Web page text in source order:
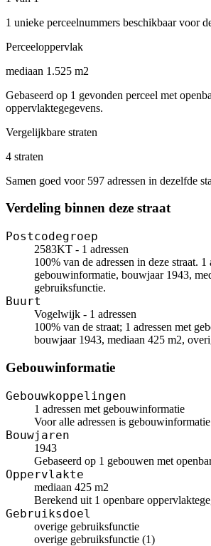
1 unieke perceelnummers beschikbaar voor
Perceeloppervlak
mediaan 1.525 m2
Gebaseerd op 1 gevonden perceel met
oppervlaktegegevens.
Vergelijkbare straten
4 straten
Samen goed voor 597 adressen in dezelfde
Verdeling binnen deze straat
Postcodegroep
2583KT - 1 adressen
100% van de adressen in deze straat. 1
gebouwinformatie, bouwjaar 1943,
gebruiksfunctie.
Buurt
Vogelwijk - 1 adressen
100% van de straat; 1 adressen met
bouwjaar 1943, mediaan 425 m2,
Gebouwinformatie
Gebouwkoppelingen
1 adressen met gebouwinformatie
Voor alle adressen is
Bouwjaren
1943
Gebaseerd op 1 gebouwen met
Oppervlakte
mediaan 425 m2
Berekend uit 1 openbare
Gebruiksdoel
overige gebruiksfunctie
overige gebruiksfunctie (1)